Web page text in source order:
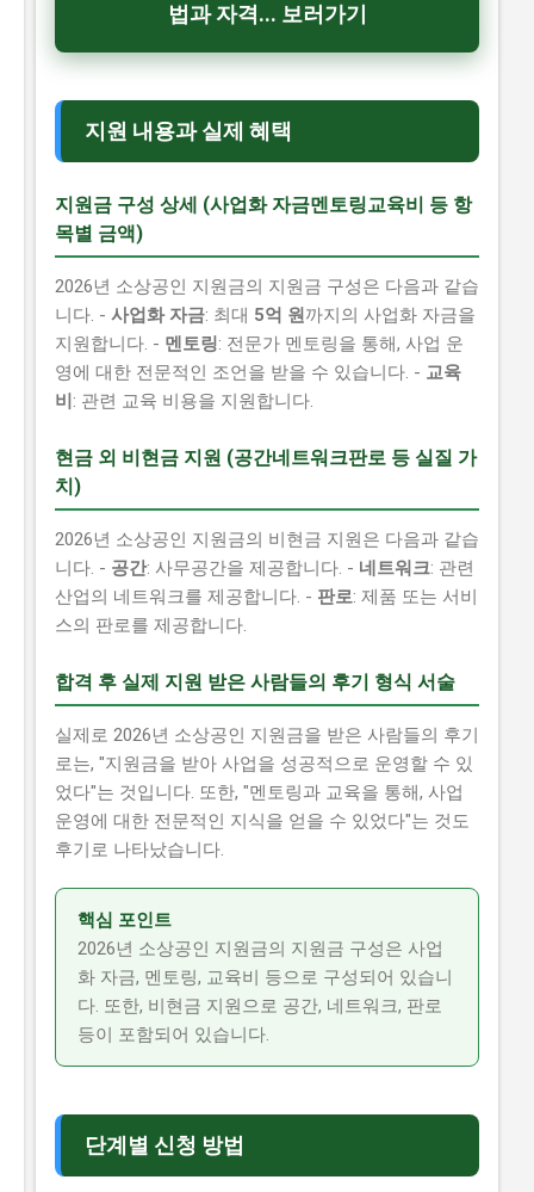
법과 자격... 보러가기
지원 내용과 실제 혜택
지원금 구성 상세 (사업화 자금멘토링교육비 등 항
목별 금액)
2026년 소상공인 지원금의 지원금 구성은 다음과 같습
니다. - 사업화 자금: 최대 5억 원까지의 사업화 자금을
지원합니다. - 멘토링: 전문가 멘토링을 통해, 사업 운
영에 대한 전문적인 조언을 받을 수 있습니다. - 교육
비 : 관련 교육 비용을 지원합니다.
현금 외 비현금 지원 (공간네트워크판로 등 실질 가
치)
2026년 소상공인 지원금의 비현금 지원은 다음과 같습
니다. - 공간: 사무공간을 제공합니다. - 네트워크: 관련
산업의 네트워크를 제공합니다. - 판로: 제품 또는 서비
스의 판로를 제공합니다.
합격 후 실제 지원 받은 사람들의 후기 형식 서술
실제로 2026년 소상공인 지원금을 받은 사람들의 후기
로는, "지원금을 받아 사업을 성공적으로 운영할 수 있
었다"는 것입니다. 또한, "멘토링과 교육을 통해, 사업
운영에 대한 전문적인 지식을 얻을 수 있었다"는 것도
후기로 나타났습니다.
핵심 포인트
2026년 소상공인 지원금의 지원금 구성은 사업
화 자금, 멘토링, 교육비 등으로 구성되어 있습니
다. 또한, 비현금 지원으로 공간, 네트워크, 판로
등이 포함되어 있습니다.
단계별 신청 방법